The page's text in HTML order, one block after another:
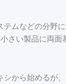
ムなどの分野
さい製品に両面
から始めるが